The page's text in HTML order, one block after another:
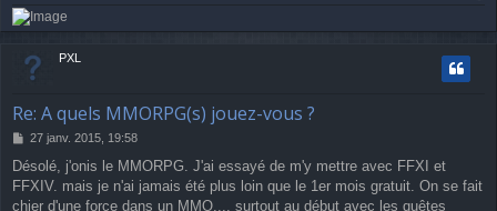
u
PXL
Re: A quels MMORPG(s) jouez-vous ?
M
s
s
a
27 janv. 2015, 19:58
Désolé, j'onis le MMORPG. J'ai essayé de m'y mettre avec FFXI et
FFXIV. mais je n'ai jamais été plus loin que le 1er mois gratuit. On se fait
chier d'une force dans un MMO.... surtout au début avec les quêtes